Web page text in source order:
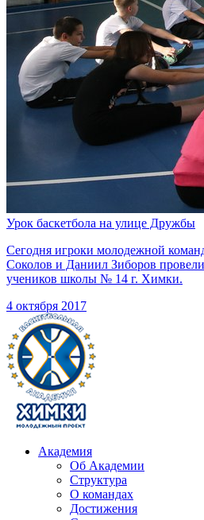
Урок баскетбола на улице Дружбы
Сегодня игроки молодежной
Соколов и Даниил Зиборов провели
учеников школы № 14 г. Химки.
4 октября 2017
Академия
Об Академии
Структура
О командах
Достижения